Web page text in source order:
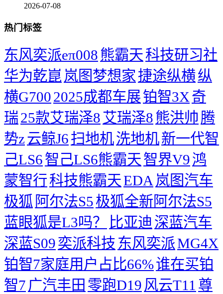
2026-07-08
热门标签
东风奕派eπ008 熊霸天科技研习社
华为乾崑 岚图梦想家 捷途纵横纵
横G7002025成都车展铂智3X奇
瑞25款艾瑞泽8艾瑞泽8 熊洪帅 腾
势z云鲸J6扫地机洗地机新一代智
己LS6智己LS6熊霸天智界V9鸿
蒙智行科技熊霸天EDA 岚图汽车
极狐 阿尔法S5极狐全新阿尔法S5
蓝眼狐是L3吗？
比亚迪 深蓝汽车
深蓝S09奕派科技 东风奕派MG4X
铂智7家庭用户占比66%谁在买铂
智7 广汽丰田 零跑D19 风云T11 尊